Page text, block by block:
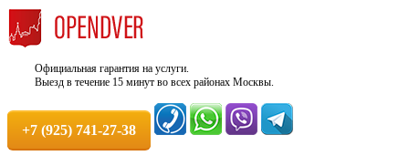
Официальная гарантия на услуги.
Выезд в течение 15 минут во всех районах Москвы.
+7 (925) 741-27-38